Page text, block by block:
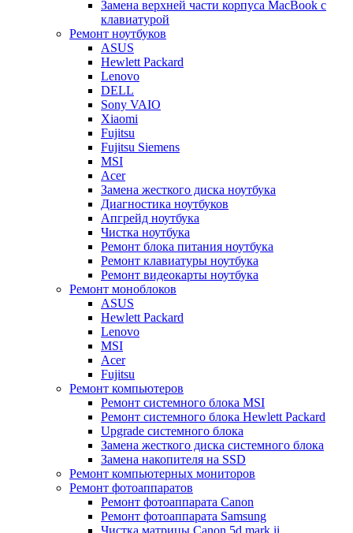
Замена верхней части корпуса MacBook с
клавиатурой
Ремонт ноутбуков
ASUS
Hewlett Packard
Lenovo
DELL
Sony VAIO
Xiaomi
Fujitsu
Fujitsu Siemens
MSI
Acer
Замена жесткого диска ноутбука
Диагностика ноутбуков
Апгрейд ноутбука
Чистка ноутбука
Ремонт блока питания ноутбука
Ремонт клавиатуры ноутбука
Ремонт видеокарты ноутбука
Ремонт моноблоков
ASUS
Hewlett Packard
Lenovo
MSI
Acer
Fujitsu
Ремонт компьютеров
Ремонт системного блока MSI
Ремонт системного блока Hewlett Packard
Upgrade системного блока
Замена жесткого диска системного блока
Замена накопителя на SSD
Ремонт компьютерных мониторов
Ремонт фотоаппаратов
Ремонт фотоаппарата Canon
Ремонт фотоаппарата Samsung
Чистка матрицы Canon 5d mark ii